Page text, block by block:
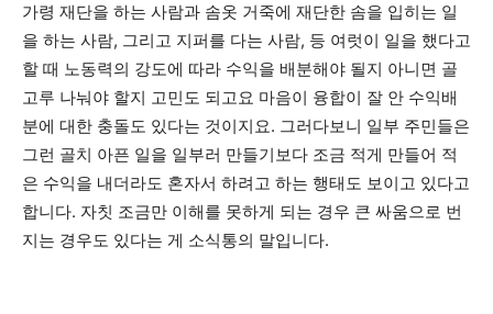
가령 재단을 하는 사람과 솜옷 거죽에 재단한 솜을 입히는 일
을 하는 사람, 그리고 지퍼를 다는 사람, 등 여럿이 일을 했다고
할 때 노동력의 강도에 따라 수익을 배분해야 될지 아니면 골
고루 나눠야 할지 고민도 되고요 마음이 융합이 잘 안 수익배
분에 대한 충돌도 있다는 것이지요. 그러다보니 일부 주민들은
그런 골치 아픈 일을 일부러 만들기보다 조금 적게 만들어 적
은 수익을 내더라도 혼자서 하려고 하는 행태도 보이고 있다고
합니다. 자칫 조금만 이해를 못하게 되는 경우 큰 싸움으로 번
지는 경우도 있다는 게 소식통의 말입니다.